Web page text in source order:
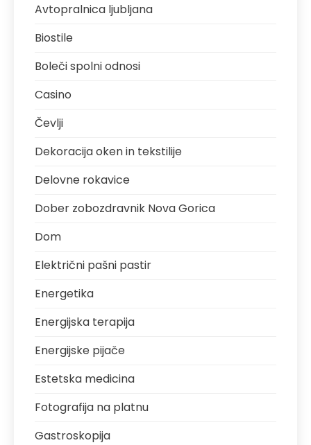
Avtopralnica ljubljana
Biostile
Boleči spolni odnosi
Casino
Čevlji
Dekoracija oken in tekstilije
Delovne rokavice
Dober zobozdravnik Nova Gorica
Dom
Električni pašni pastir
Energetika
Energijska terapija
Energijske pijače
Estetska medicina
Fotografija na platnu
Gastroskopija